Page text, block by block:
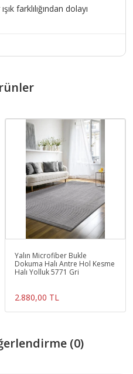
farklılığından dolayı
Yalın Microfiber Bukle
Dokuma Halı Antre Hol Kesme
Halı Yolluk 5771 Gri
2.880,00 TL
(0)